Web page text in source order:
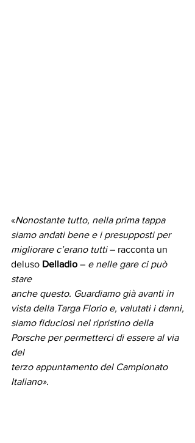
«Nonostante tutto, nella prima tappa
siamo andati bene e i presupposti per
migliorare c’erano tutti – racconta un
deluso Delladio – e nelle gare ci può
stare
anche questo. Guardiamo già avanti in
vista della Targa Florio e, valutati i danni,
siamo fiduciosi nel ripristino della
Porsche per permetterci di essere al via
del
terzo appuntamento del Campionato
Italiano».